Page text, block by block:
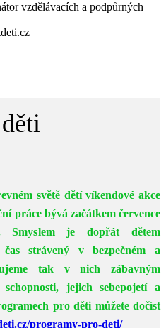
vzdělávacích a podpůrných
světě dětí víkendové akce
práce bývá začátkem července
Smyslem je dopřát dětem
čas strávený v bezpečném a
tak v nich zábavným
jejich sebepojetí a
pro děti můžete dočíst
programy-pro-deti/